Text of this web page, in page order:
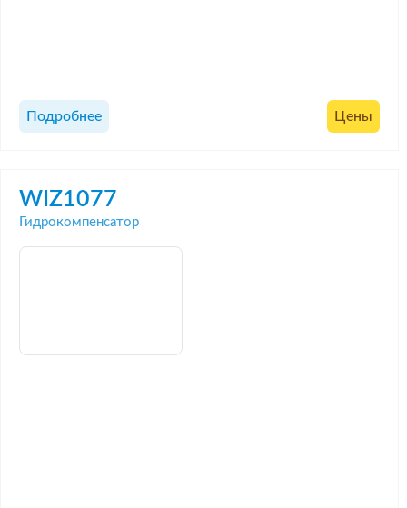
Подробнее Цены
WIZ1077
Гидрокомпенсатор